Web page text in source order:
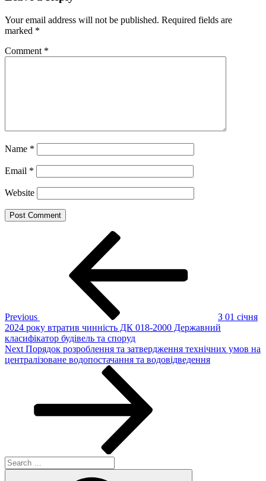
Your email address will not be published. Required fields are
marked *
Comment *
Name *
Email *
Website
Previous
З 01 січня
2024 року втратив чинність ДК 018-2000 Державний
класифікатор будівель та споруд
Next
Post
Next Порядок розроблення та затвердження технічних умов на
централізоване водопостачання та водовідведення
Search
for: